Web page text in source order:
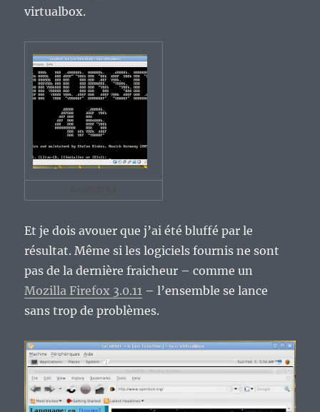
virtualbox.
Et je dois avouer que j’ai été bluffé par le
résultat. Même si les logiciels fournis ne sont
pas de la dernière fraicheur – comme un
Mozilla Firefox 3.0.11 – l’ensemble se lance
sans trop de problèmes.